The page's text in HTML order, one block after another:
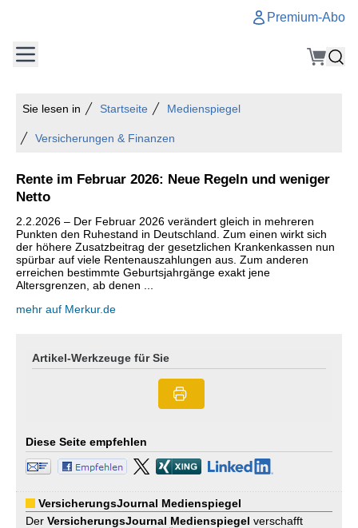
Premium-Abo
Sie lesen in Startseite Medienspiegel
Versicherungen & Finanzen
Rente im Februar 2026: Neue Regeln und weniger
Netto
2.2.2026 – Der Februar 2026 verändert gleich in mehreren
Punkten den Ruhestand in Deutschland. Zum einen wirkt sich
der höhere Zusatzbeitrag der gesetzlichen Krankenkassen nun
spürbar auf viele Rentenauszahlungen aus. Zum anderen
erreichen bestimmte Geburtsjahrgänge exakt jene
Altersgrenzen, ab denen ...
mehr auf Merkur.de
Artikel-Werkzeuge für Sie
Diese Seite empfehlen
VersicherungsJournal Medienspiegel
Der VersicherungsJournal Medienspiegel verschafft